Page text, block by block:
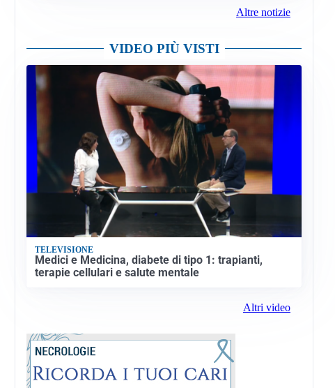
Altre notizie
VIDEO PIÙ VISTI
TELEVISIONE
Medici e Medicina, diabete di tipo 1: trapianti,
terapie cellulari e salute mentale
Altri video